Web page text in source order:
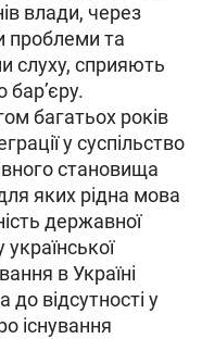
влади, через
проблеми та
слуху, сприяють
багатьох років
у суспільство
становища
яких рідна мова
державної
в Україні
відсутності у
існування